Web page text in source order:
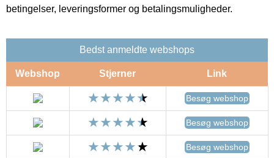
betingelser, leveringsformer og betalingsmuligheder.
Bedst anmeldte webshops
Webshop Stjerner Link
Besøg webshop
Besøg webshop
Besøg webshop